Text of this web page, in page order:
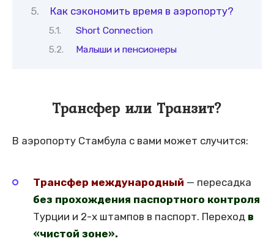
Как сэкономить время в аэропорту?
Short Connection
Малыши и пенсионеры
Трансфер или Транзит?
В аэропорту Стамбула с вами может случится:
Трансфер международный — пересадка
без прохождения паспортного контроля
Турции и 2-х штампов в паспорт. Переход в
«чистой зоне».